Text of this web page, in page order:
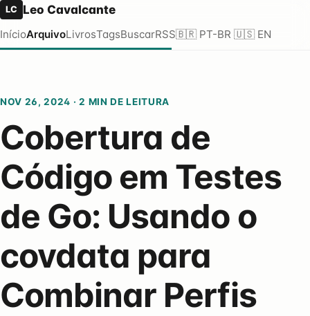
LC Leo Cavalcante
InícioArquivoLivrosTagsBuscarRSS🇧🇷 PT-BR 🇺🇸 EN
NOV 26, 2024 · 2 MIN DE LEITURA
Cobertura de
Código em Testes
de Go: Usando o
covdata para
Combinar Perfis